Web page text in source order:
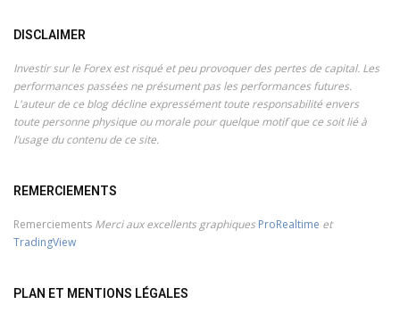
DISCLAIMER
Investir sur le Forex est risqué et peu provoquer des pertes de capital. Les
performances passées ne présument pas les performances futures.
L'auteur de ce blog décline expressément toute responsabilité envers
toute personne physique ou morale pour quelque motif que ce soit lié à
l’usage du contenu de ce site.
REMERCIEMENTS
Remerciements Merci aux excellents graphiques ProRealtime et
TradingView
PLAN ET MENTIONS LÉGALES